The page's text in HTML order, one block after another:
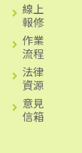
線上
報修
作業
流程
法律
資源
意見
信箱